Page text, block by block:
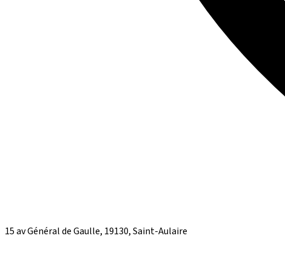
15 av Général de Gaulle, 19130, Saint-Aulaire